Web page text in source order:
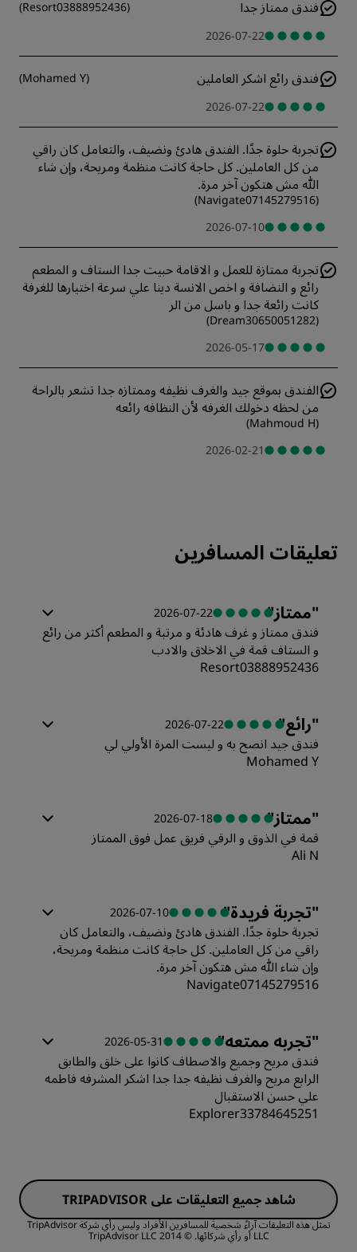
فندق ممتاز جدا (
Resort03888952436
)
2026-07-22
فندق رائع اشكر العاملين (
Mohamed Y
)
2026-07-22
تجربة حلوة جدًا. الفندق هادئ ونضيف، والتعامل كان راقي
من كل العاملين. كل حاجة كانت منظمة ومريحة، وإن شاء
الله مش هتكون آخر مرة.
(
Navigate07145279516
)
2026-07-10
تجربة ممتازة للعمل و الاقامة حبيت جدا الستاف و المطعم
رائع و النضافة و اخص الانسة دينا علي سرعة اختيارها للغرفة
كانت رائعة جدا و باسل من الر
(
Dream30650051282
)
2026-05-17
الفندق بموقع جيد والغرف نظيفه وممتازه جدا تشعر بالراحة
من لحظه دخولك الغرفه لأن النظافه رائعه
(
Mahmoud H
)
2026-02-21
تعليقات المسافرين
"ممتاز"
2026-07-22
فندق ممتاز و غرف هادئة و مرتبة و المطعم أكثر من رائع
و الستاف قمة في الاخلاق والادب
Resort03888952436
القيمة
جودة أماكن النوم
الموقع
النظافة
الخدمة
"رائع"
2026-07-22
فندق جيد انصح به و ليست المرة الأولي لي
Mohamed Y
القيمة
جودة أماكن النوم
الموقع
الخدمة
"ممتاز"
2026-07-18
قمة في الذوق و الرقي فريق عمل فوق الممتاز
Ali N
"تجربة فريدة"
2026-07-10
تجربة حلوة جدًا. الفندق هادئ ونضيف، والتعامل كان
راقي من كل العاملين. كل حاجة كانت منظمة ومريحة،
وإن شاء الله مش هتكون آخر مرة.
Navigate07145279516
القيمة
الموقع
النظافة
"تجربه ممتعه"
2026-05-31
فندق مريح وجميع والاصطاف كانوا على خلق والطابق
الرابع مريح والغرف نظيفه جدا جدا اشكر المشرفه فاطمه
علي حسن الاستقبال
Explorer33784645251
القيمة
شاهد جميع التعليقات على TRIPADVISOR
تمثل هذه التعليقات آراءً شخصيةً للمسافرين الأفراد وليس رأي شركة TripAdvisor
LLC أو رأي شركائها.
© 2014 TripAdvisor LLC